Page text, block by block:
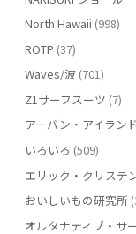
North Hawaii (998)
ROTP (37)
Waves/波(701)
Z1サーフスーツ (7)
アーバン・アイラン
いろいろ (509)
エリック・クリステ
おいしいもの研究所
オルタナティブ・サ